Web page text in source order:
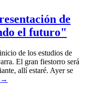
de
el futuro"
de los estudios de
El gran fiestorro será
allí estaré. Ayer se
→